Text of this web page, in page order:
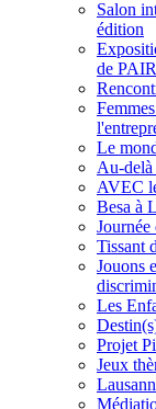
Salon
édition
de
Le
Au-delà
AVEC
Besa à
Tissant
Jouons
Les
Projet
Jeux